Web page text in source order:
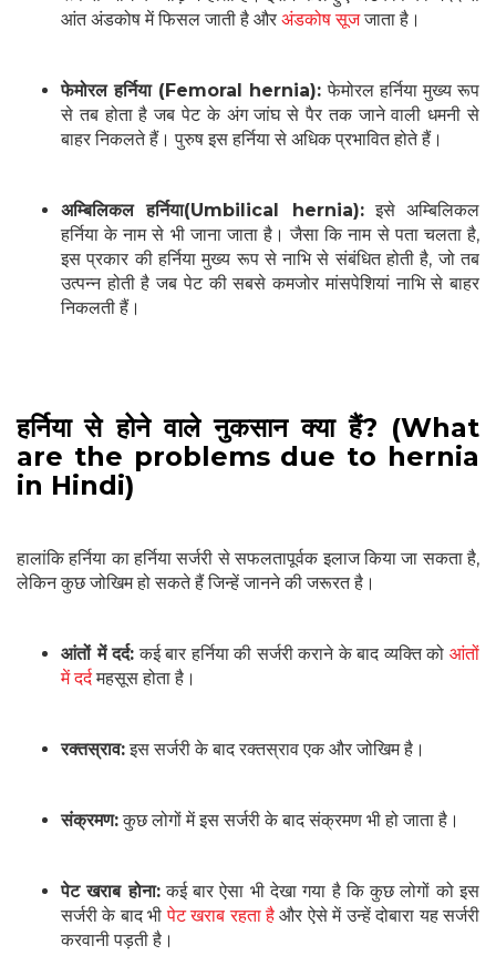
आंत अंडकोष में फिसल जाती है और अंडकोष सूजजाता है।
फेमोरल हर्निया (Femoral hernia): फेमोरल हर्निया मुख्य रूप
से तब होता है जब पेट के अंग जांघ से पैर तक जाने वाली धमनी से
बाहर निकलते हैं। पुरुष इस हर्निया से अधिक प्रभावित होते हैं।
अम्बिलिकल हर्निया(Umbilical hernia):इसे अम्बिलिकल
हर्निया के नाम से भी जाना जाता है। जैसा कि नाम से पता चलता है,
इस प्रकार की हर्निया मुख्य रूप से नाभि से संबंधित होती है, जो तब
उत्पन्न होती है जब पेट की सबसे कमजोर मांसपेशियां नाभि से बाहर
निकलती हैं।
हर्निया से होने वाले नुकसान क्या हैं? (What
are the problems due to hernia
in Hindi)
हालांकि हर्निया का हर्निया सर्जरी से सफलतापूर्वक इलाज किया जा सकता है,
लेकिन कुछ जोखिम हो सकते हैं जिन्हें जानने की जरूरत है।
आंतों में दर्द: कई बार हर्निया की सर्जरी कराने के बाद व्यक्ति कोआंतों
में दर्दमहसूस होता है।
रक्तस्राव:इस सर्जरी के बाद रक्तस्राव एक और जोखिम है।
संक्रमण:कुछ लोगों में इस सर्जरी के बाद संक्रमण भी हो जाता है।
पेट खराब होना:कई बार ऐसा भी देखा गया है कि कुछ लोगों को इस
सर्जरी के बाद भीपेट खराब रहता है और ऐसे में उन्हें दोबारा यह सर्जरी
करवानी पड़ती है।